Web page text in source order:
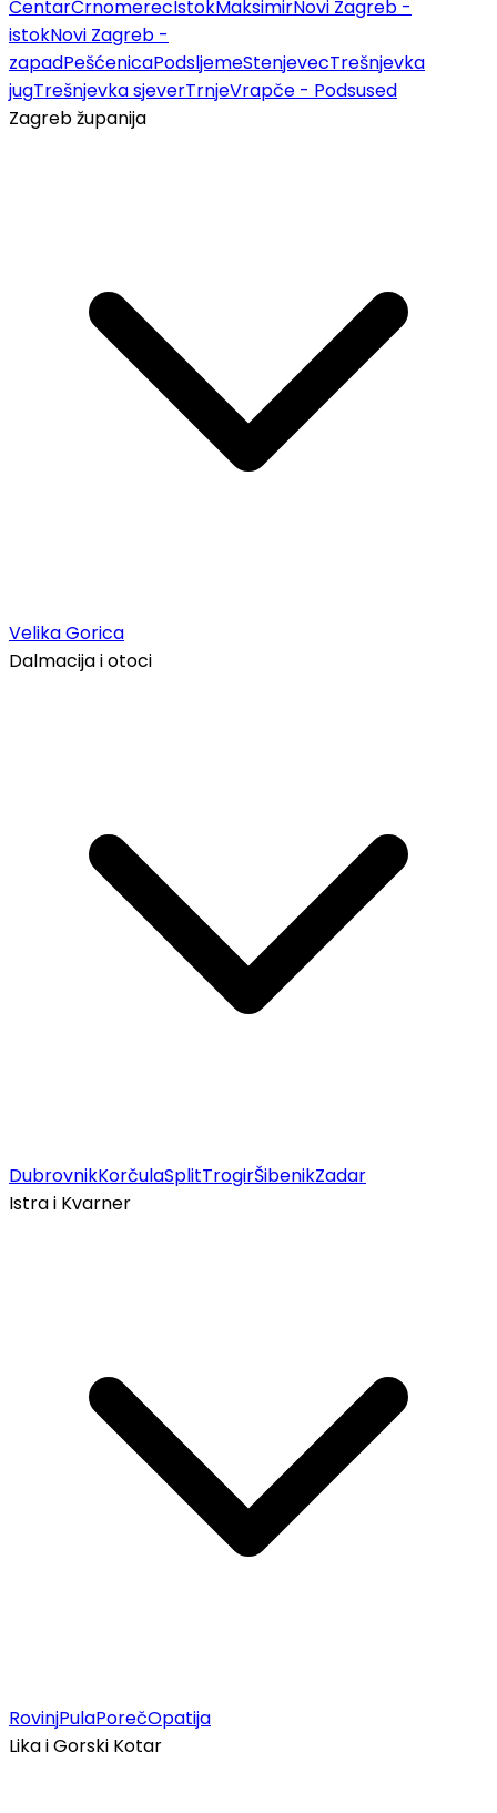
CentarČrnomerecIstokMaksimirNovi Zagreb -
istokNovi Zagreb -
zapadPešćenicaPodsljemeStenjevecTrešnjevka
jugTrešnjevka sjeverTrnjeVrapče - Podsused
Zagreb županija
Velika Gorica
Dalmacija i otoci
DubrovnikKorčulaSplitTrogirŠibenikZadar
Istra i Kvarner
RovinjPulaPorečOpatija
Lika i Gorski Kotar